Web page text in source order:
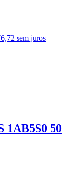
sem juros
1AB5S0 50